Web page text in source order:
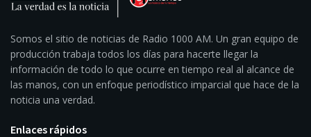
Somos el sitio de noticias de Radio 1000 AM. Un gran equipo de
producción trabaja todos los días para hacerte llegar la
información de todo lo que ocurre en tiempo real al alcance de
las manos, con un enfoque periodístico imparcial que hace de la
noticia una verdad.
Enlaces rápidos